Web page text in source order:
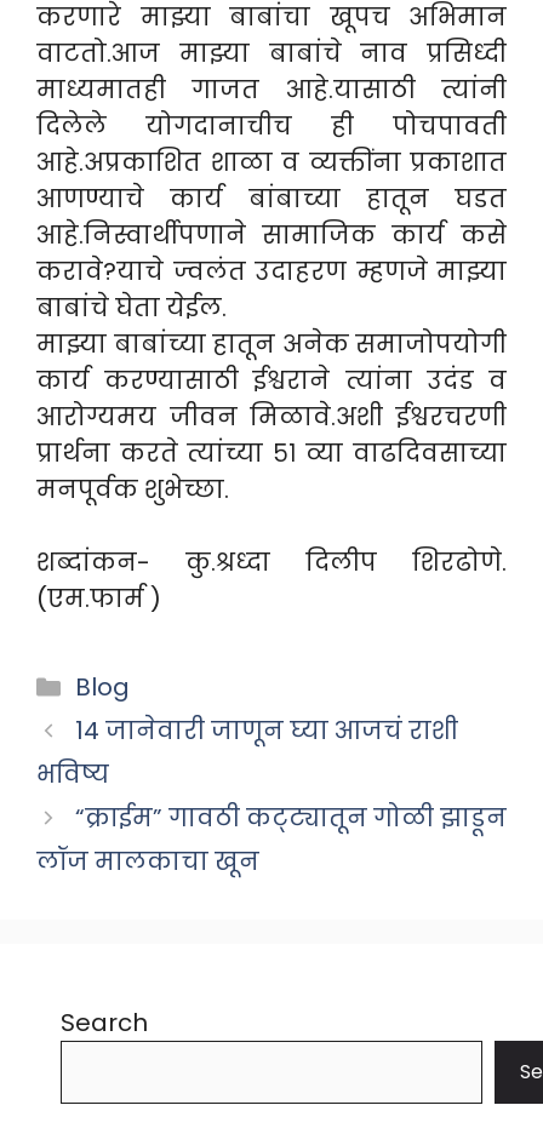
करणारे माझ्या बाबांचा खूपच अभिमान
वाटतो.आज माझ्या बाबांचे नाव प्रसिध्दी
माध्यमातही गाजत आहे.यासाठी त्यांनी
दिलेले योगदानाचीच ही पोचपावती
आहे.अप्रकाशित शाळा व व्यक्तींना प्रकाशात
आणण्याचे कार्य बांबाच्या हातून घडत
आहे.निस्वार्थीपणाने सामाजिक कार्य कसे
करावे?याचे ज्वलंत उदाहरण म्हणजे माझ्या
बाबांचे घेता येईल.
माझ्या बाबांच्या हातून अनेक समाजोपयोगी
कार्य करण्यासाठी ईश्वराने त्यांना उदंड व
आरोग्यमय जीवन मिळावे.अशी ईश्वरचरणी
प्रार्थना करते त्यांच्या ५१ व्या वाढदिवसाच्या
मनपूर्वक शुभेच्छा.
शब्दांकन- कु.श्रध्दा दिलीप शिरढोणे.
(एम.फार्म )
Categories
Blog
14 जानेवारी जाणून घ्या आजचं राशी
भविष्य
“क्राईम” गावठी कट्ट्यातून गोळी झाडून
लॉज मालकाचा खून
Search